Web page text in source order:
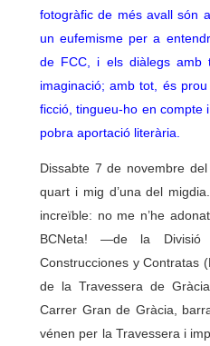
fotogràfic de més avall són
un eufemisme per a
de FCC, i els diàlegs amb
imaginació; amb tot, és
ficció, tingueu-ho en compte
pobra aportació literària.
Dissabte 7 de novembre
quart i mig d’una del
increïble: no me n’he
BCNeta!—de la Divisió
Construcciones y Contratas
de la Travessera de
Carrer Gran de Gràcia,
vénen per la Travessera i